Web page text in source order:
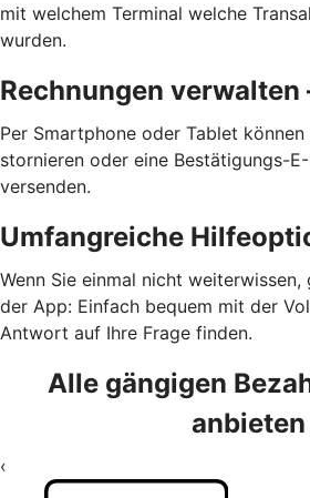
mit welchem Terminal welche
wurden.
Rechnungen verwalten
Per Smartphone oder Tablet können
stornieren oder eine Bestätigungs-
versenden.
Umfangreiche
Wenn Sie einmal nicht
der App: Einfach bequem mit der
Antwort auf Ihre Frage finden.
Alle gängigen
anbieten
‹